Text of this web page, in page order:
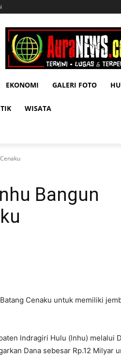
EKONOMI GALERI FOTO
WISATA
Bangun
Cenaku untuk memiliki
lndragiri Hulu (lnhu) melalui
Dana sebesar Rp.12 Milyar